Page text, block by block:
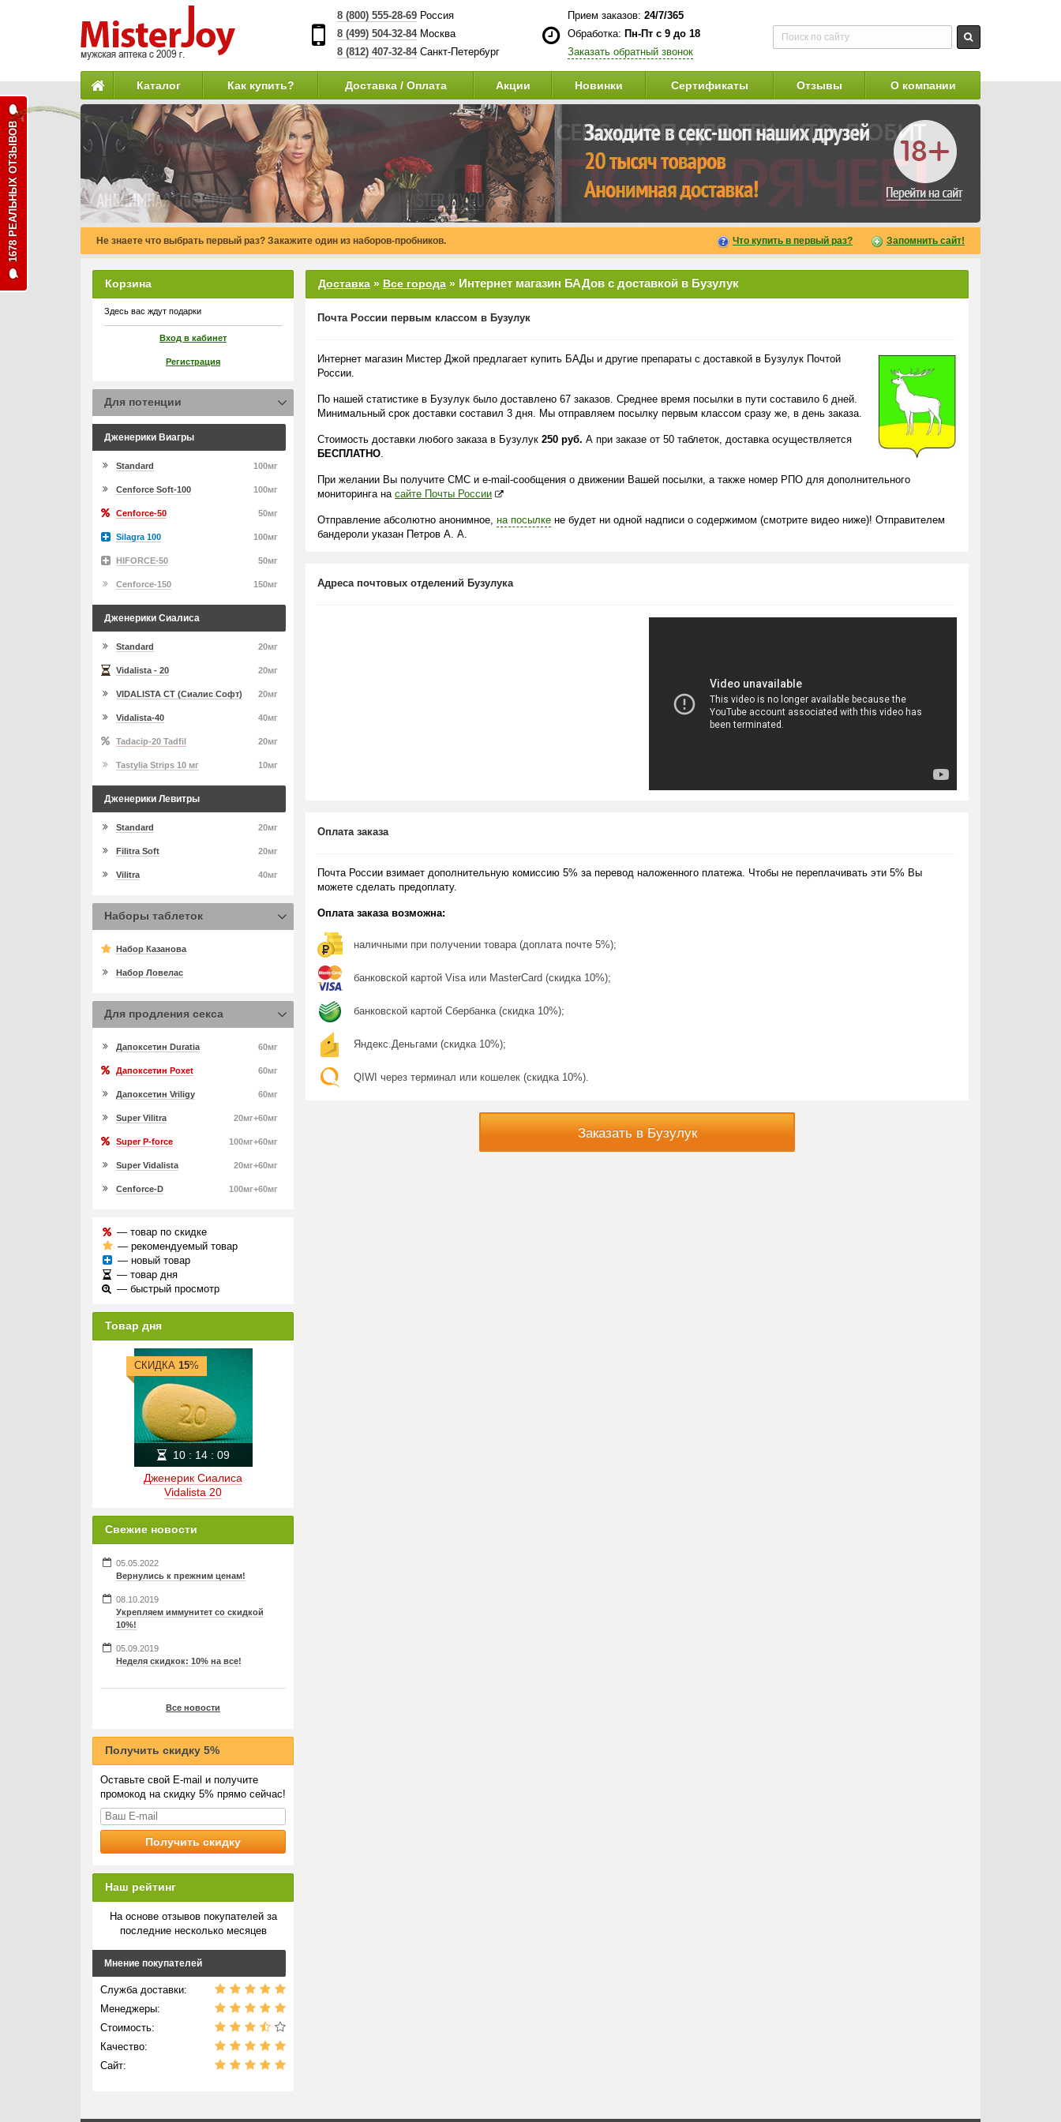
8 (800) 555-28-69Россия
8 (499) 504-32-84Москва
8 (812) 407-32-84 Санкт-Петербург
Прием заказов: 24/7/365
Обработка: Пн-Пт с 9 до 18
Заказать обратный звонок
Каталог Как купить? Доставка / Оплата Акции Новинки Сертификаты Отзывы О компании
Не знаете что выбрать первый раз? Закажите один из наборов-пробников. Что купить в первый раз? Запомнить сайт!
Доставка » Все города » Интернет магазин БАДов с доставкой в Бузулук
Почта России первым классом в Бузулук
Интернет магазин Мистер Джой предлагает купить БАДы и другие препараты с доставкой в Бузулук Почтой
России.
По нашей статистике в Бузулук было доставлено 67 заказов. Среднее время посылки в пути составило 6 дней.
Минимальный срок доставки составил 3 дня. Мы отправляем посылку первым классом сразу же, в день заказа.
Стоимость доставки любого заказа в Бузулук 250 руб. А при заказе от 50 таблеток, доставка осуществляется
БЕСПЛАТНО.
При желании Вы получите СМС и e-mail-сообщения о движении Вашей посылки, а также номер РПО для дополнительного
мониторинга на сайте Почты России
Отправление абсолютно анонимное, на посылке не будет ни одной надписи о содержимом (смотрите видео ниже)! Отправителем
бандероли указан Петров А. А.
Адреса почтовых отделений Бузулука
Оплата заказа
Почта России взимает дополнительную комиссию 5% за перевод наложенного платежа. Чтобы не переплачивать эти 5% Вы
можете сделать предоплату.
Оплата заказа возможна:
наличными при получении товара (доплата почте 5%);
банковской картой Visa или MasterCard (скидка 10%);
банковской картой Сбербанка (скидка 10%);
Яндекс.Деньгами (скидка 10%);
QIWI через терминал или кошелек (скидка 10%).
Заказать в Бузулук
Корзина
Здесь вас ждут подарки
Вход в кабинет
Регистрация
Для потенции
Дженерики Виагры
100мг
Standard
100мг
Cenforce Soft-100
50мг
Cenforce-50
100мг
Silagra 100
50мг
HIFORCE-50
150мг
Cenforce-150
Дженерики Сиалиса
20мг
Standard
20мг
Vidalista - 20
20мг
VIDALISTA CT (Сиалис Софт)
40мг
Vidalista-40
20мг
Tadacip-20 Tadfil
10мг
Tastylia Strips 10 мг
Дженерики Левитры
20мг
Standard
20мг
Filitra Soft
40мг
Vilitra
Наборы таблеток
Набор Казанова
Набор Ловелас
Для продления секса
60мг
Дапоксетин Duratia
60мг
Дапоксетин Poxet
60мг
Дапоксетин Vriligy
20мг+60мг
Super Vilitra
100мг+60мг
Super P-force
20мг+60мг
Super Vidalista
100мг+60мг
Cenforce-D
— товар по скидке
— рекомендуемый товар
— новый товар
— товар дня
— быстрый просмотр
Товар дня
Дженерик Сиалиса
Vidalista 20
СКИДКА 15%
10: 14: 09
Свежие новости
05.05.2022
Вернулись к прежним ценам!
08.10.2019
Укрепляем иммунитет со скидкой
10%!
05.09.2019
Неделя скидкок: 10% на все!
Все новости
Получить скидку 5%
Оставьте свой E-mail и получите
промокод на скидку 5% прямо сейчас!
Наш рейтинг
На основе отзывов покупателей за
последние несколько месяцев
Мнение покупателей
Служба доставки:
Менеджеры:
Стоимость:
Качество:
Сайт:
1678 РЕАЛЬНЫХ ОТЗЫВОВ